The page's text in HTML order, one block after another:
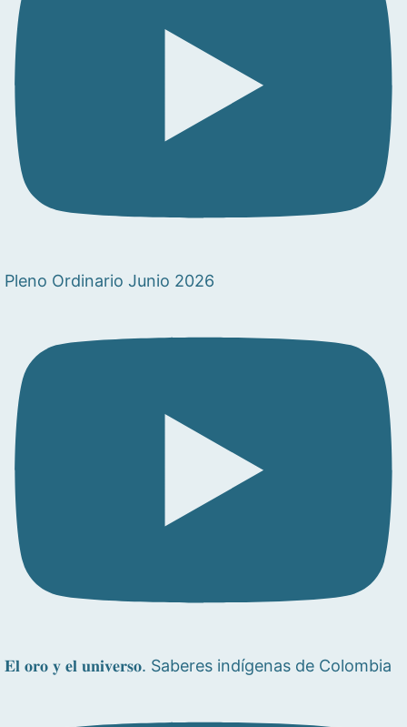
Pleno Ordinario Junio 2026
𝐄𝐥 𝐨𝐫𝐨 𝐲 𝐞𝐥 𝐮𝐧𝐢𝐯𝐞𝐫𝐬𝐨. Saberes indígenas de Colombia